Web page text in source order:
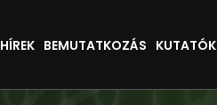
HÍREK BEMUTATKOZÁS KUTATÓK